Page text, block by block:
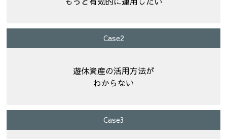
Case2
遊休資産の活用方法が
わからない
Case3